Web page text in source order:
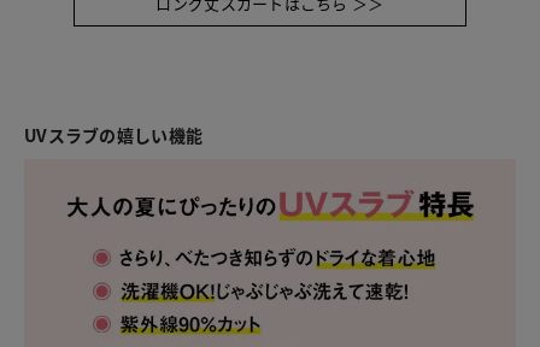
UVスラブの嬉しい機能